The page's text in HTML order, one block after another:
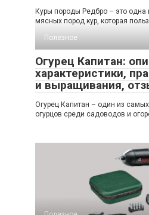
Куры породы Редбро – это
мясных пород кур, которая
Полезное
Огурец Капитан:
характеристики,
и выращивания,
Огурец Капитан – один из
огурцов среди садоводов и